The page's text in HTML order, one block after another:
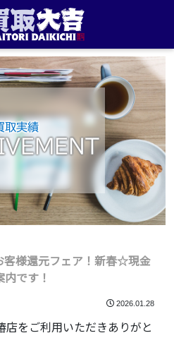
取実績
客様還元フェア！新春☆現金
です！
2026.01.28
店をご利用いただきありがと